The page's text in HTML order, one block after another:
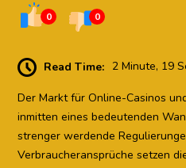
0 0
Read Time: 2 Minute, 19
Der Markt für Online-Casinos
inmitten eines bedeutenden
strenger werdende
Verbraucheransprüche setzen